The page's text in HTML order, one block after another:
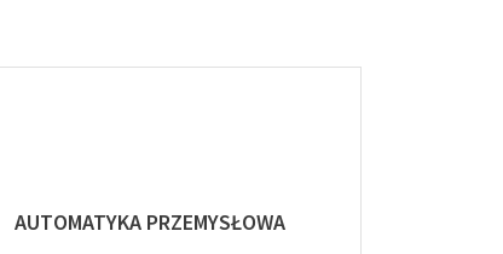
AUTOMATYKA PRZEMYSŁOWA